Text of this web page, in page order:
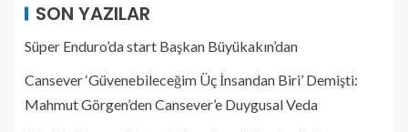
SON YAZILAR
Süper Enduro’da start Başkan Büyükakın’dan
Cansever ‘Güvenebileceğim Üç İnsandan Biri’ Demişti:
Mahmut Görgen’den Cansever’e Duygusal Veda